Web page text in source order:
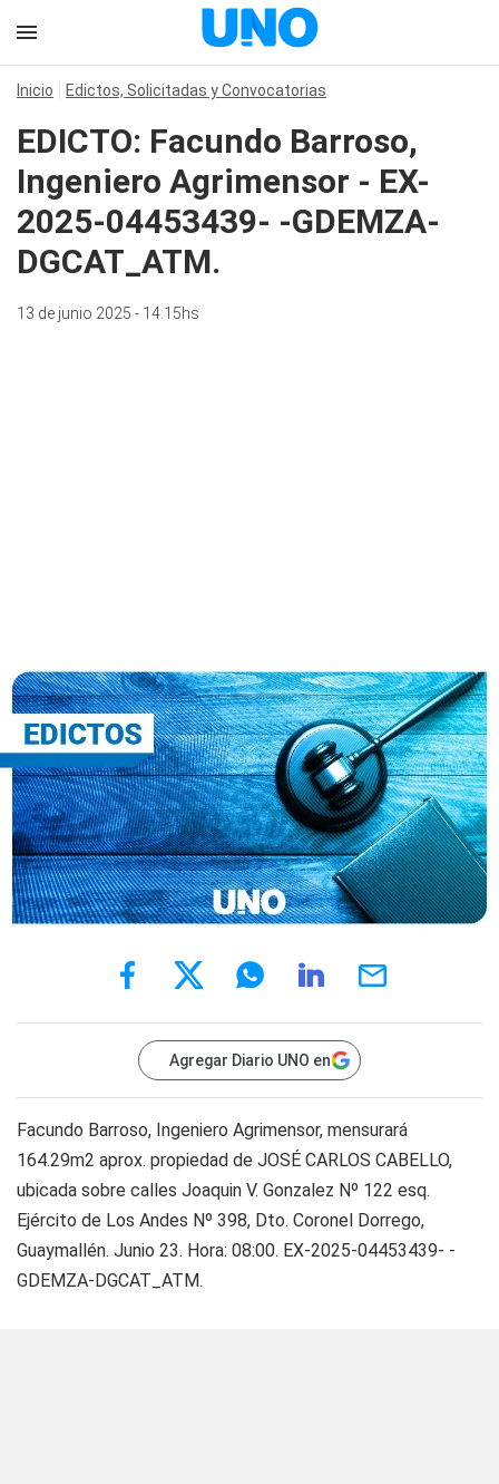
Inicio Edictos, Solicitadas y Convocatorias
EDICTO: Facundo Barroso,
Ingeniero Agrimensor - EX-
2025-04453439- -GDEMZA-
DGCAT_ATM.
13 de junio 2025 - 14:15hs
Agregar Diario UNO en
Facundo Barroso, Ingeniero Agrimensor, mensurará
164.29m2 aprox. propiedad de JOSÉ CARLOS CABELLO,
ubicada sobre calles Joaquin V. Gonzalez Nº 122 esq.
Ejército de Los Andes Nº 398, Dto. Coronel Dorrego,
Guaymallén. Junio 23. Hora: 08:00. EX-2025-04453439- -
GDEMZA-DGCAT_ATM.